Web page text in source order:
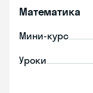
Математика
Мини-курс
Уроки